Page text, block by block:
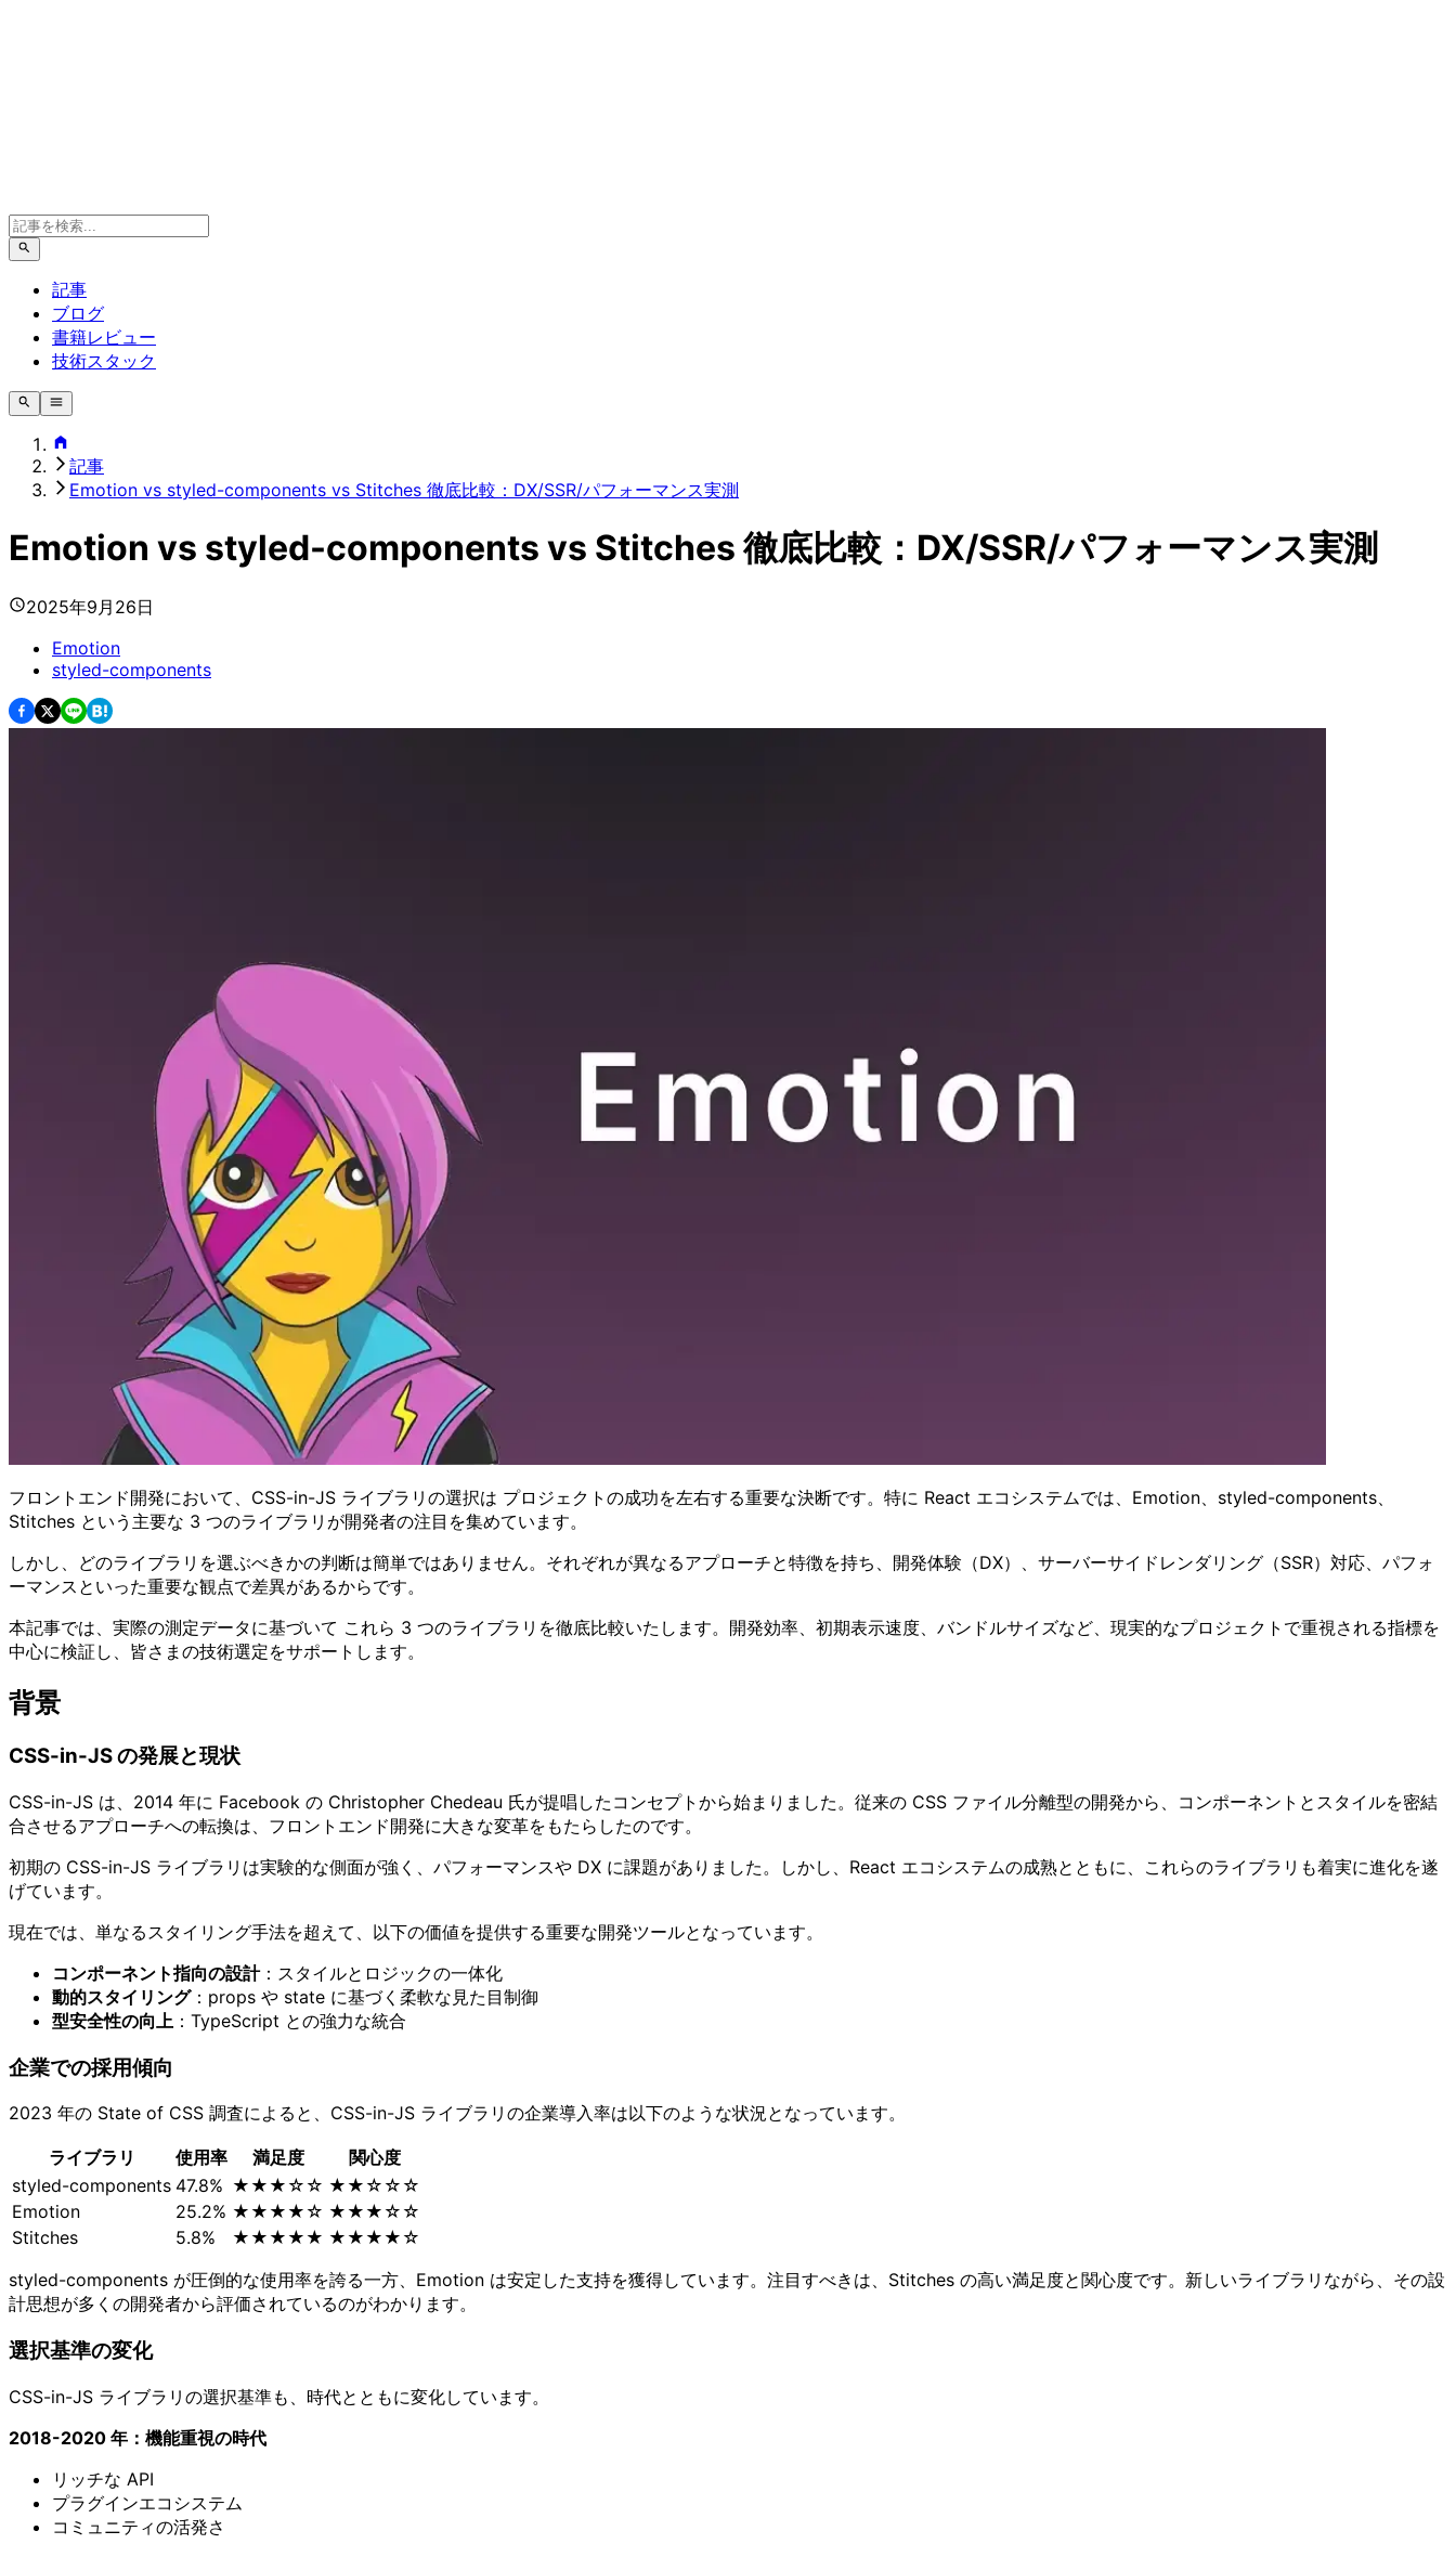
記事
ブログ
書籍レビュー
技術スタック
記事
Emotion vs styled-components vs Stitches 徹底比較：DX/SSR/パフォーマンス実測
Emotion vs styled-components vs Stitches 徹底比較：DX/SSR/パフォーマンス実測
2025年9月26日
Emotion
styled-components
フロントエンド開発において、CSS-in-JS ライブラリの選択は プロジェクトの成功を左右する重要な決断です。特に React エコシステムでは、Emotion、styled-components、
Stitches という主要な 3 つのライブラリが開発者の注目を集めています。
しかし、どのライブラリを選ぶべきかの判断は簡単ではありません。それぞれが異なるアプローチと特徴を持ち、開発体験（DX）、サーバーサイドレンダリング（SSR）対応、パフォ
ーマンスといった重要な観点で差異があるからです。
本記事では、実際の測定データに基づいて これら 3 つのライブラリを徹底比較いたします。開発効率、初期表示速度、バンドルサイズなど、現実的なプロジェクトで重視される指標を
中心に検証し、皆さまの技術選定をサポートします。
背景
CSS-in-JS の発展と現状
CSS-in-JS は、2014 年に Facebook の Christopher Chedeau 氏が提唱したコンセプトから始まりました。従来の CSS ファイル分離型の開発から、コンポーネントとスタイルを密結
合させるアプローチへの転換は、フロントエンド開発に大きな変革をもたらしたのです。
初期の CSS-in-JS ライブラリは実験的な側面が強く、パフォーマンスや DX に課題がありました。しかし、React エコシステムの成熟とともに、これらのライブラリも着実に進化を遂
げています。
現在では、単なるスタイリング手法を超えて、以下の価値を提供する重要な開発ツールとなっています。
コンポーネント指向の設計：スタイルとロジックの一体化
動的スタイリング：props や state に基づく柔軟な見た目制御
型安全性の向上 ：TypeScript との強力な統合
企業での採用傾向
2023 年の State of CSS 調査によると、CSS-in-JS ライブラリの企業導入率は以下のような状況となっています。
ライブラリ 使用率 満足度
関心度
styled-components 47.8% ★★★☆☆ ★★☆☆☆
Emotion
25.2% ★★★★☆ ★★★☆☆
Stitches
5.8% ★★★★★ ★★★★☆
styled-components が圧倒的な使用率を誇る一方、Emotion は安定した支持を獲得しています。注目すべきは、Stitches の高い満足度と関心度です。新しいライブラリながら、その設
計思想が多くの開発者から評価されているのがわかります。
選択基準の変化
CSS-in-JS ライブラリの選択基準も、時代とともに変化しています。
2018-2020 年：機能重視の時代
リッチな API
プラグインエコシステム
コミュニティの活発さ